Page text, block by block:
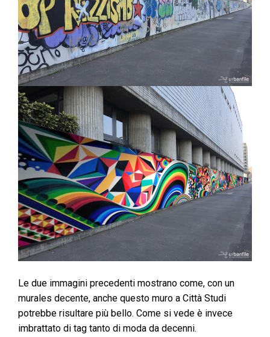
Le due immagini precedenti mostrano come, con un
murales decente, anche questo muro a Città Studi
potrebbe risultare più bello. Come si vede è invece
imbrattato di tag tanto di moda da decenni.